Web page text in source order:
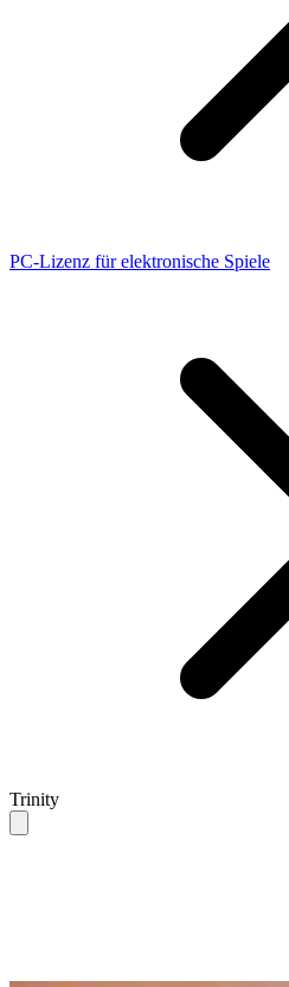
PC-Lizenz für elektronische Spiele
Trinity